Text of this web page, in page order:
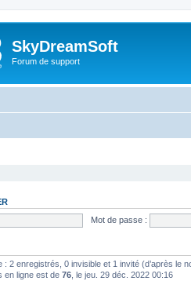
SkyDreamSoft
Forum de support
Mot de passe :
: 2 enregistrés, 0 invisible et 1 invité (d’après le
en ligne est de 76 , le jeu. 29 déc. 2022 00:16